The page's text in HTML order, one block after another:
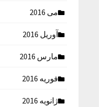
می 2016
آوریل 2016
مارس 2016
فوریه 2016
ژانویه 2016